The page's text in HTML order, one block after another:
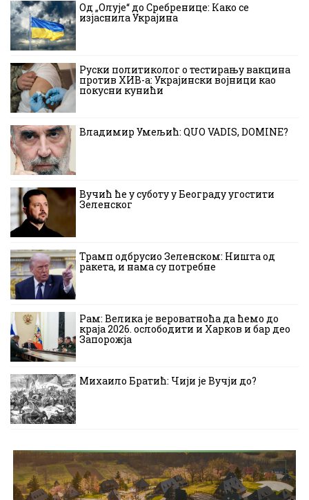
Од „Олује“ до Сребренице: Како се
изјаснила Украјина
Руски политиколог о тестирању вакцина
против ХИВ-а: Украјински војници као
покусни кунићи
Владимир Умељић: QUO VADIS, DOMINE?
Вучић ће у суботу у Београду угостити
Зеленског
Трамп одбрусио Зеленском: Ништа од
ракета, и нама су потребне
Рам: Велика је вероватноћа да ћемо до
краја 2026. ослободити и Харков и бар део
Запорожја
Михаило Братић: Чији је Вучји до?